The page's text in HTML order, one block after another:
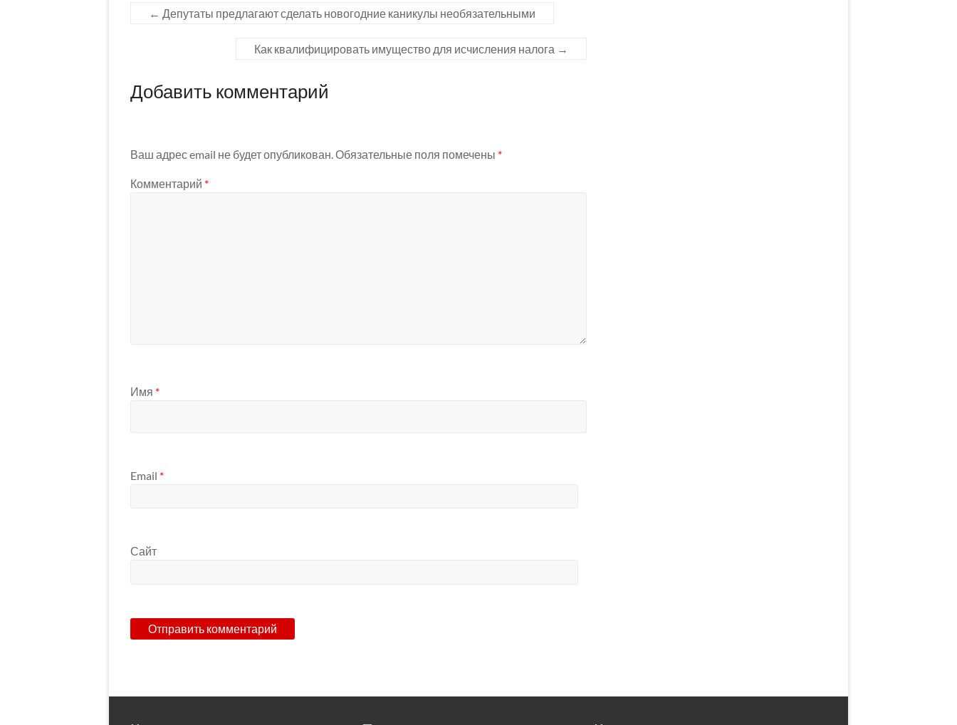
← Депутаты предлагают сделать новогодние каникулы необязательными
Как квалифицировать имущество для исчисления налога →
Добавить комментарий
Ваш адрес email не будет опубликован. Обязательные поля помечены *
Комментарий *
Имя *
Email *
Сайт